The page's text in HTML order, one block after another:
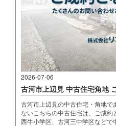
2026-07-06
古河市上辺見 中古住宅角地
古河市上辺見の中古住宅・角地
ないこちらの中古住宅は、ご成
西牛小学区、古河三中学区などで